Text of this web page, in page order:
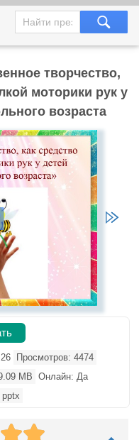
творчество,
моторики рук у
возраста
Просмотров: 4474
MB Онлайн: Да